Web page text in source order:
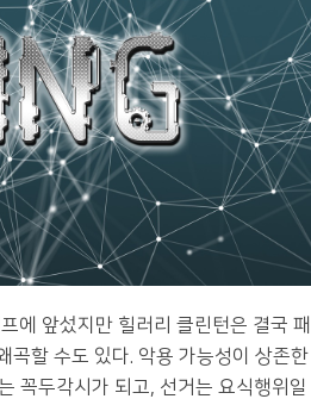
에 앞섰지만 힐러리 클린턴은 결국 패
곡할 수도 있다. 악용 가능성이 상존한
꼭두각시가 되고, 선거는 요식행위일